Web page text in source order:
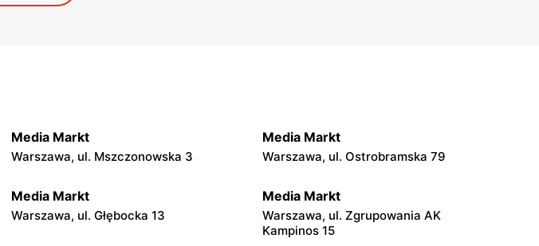
Media Markt
Warszawa, ul. Mszczonowska 3
Media Markt
Warszawa, ul. Ostrobramska 79
Media Markt
Warszawa, ul. Głębocka 13
Media Markt
Warszawa, ul. Zgrupowania AK
Kampinos 15